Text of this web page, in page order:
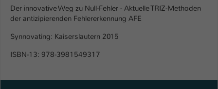
Der innovative Weg zu Null-Fehler - Aktuelle TRIZ-Methoden
der antizipierenden Fehlererkennung AFE
Synnovating: Kaiserslautern 2015
ISBN-13: 978-3981549317
zu verwalten.